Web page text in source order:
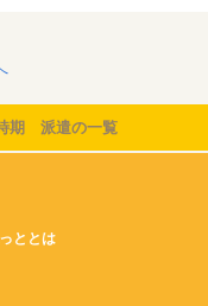
期 派遣の一覧
ととは